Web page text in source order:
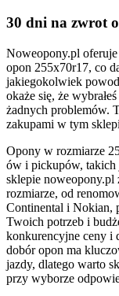
30 dni na zwrot
Noweopony.pl
opon 255x70r17, co
jakiegokolwiek
okaże się, że
żadnych problemów.
zakupami w tym
Opony w rozmiarze
ów i pickupów, takich
sklepie
rozmiarze, od
Continental i Nokian,
Twoich potrzeb i
konkurencyjne ceny i
dobór opon ma
jazdy, dlatego warto
przy wyborze